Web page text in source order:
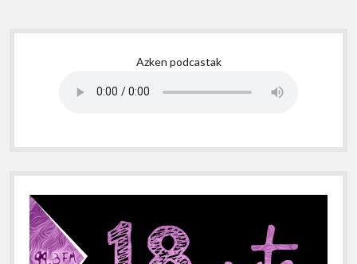
Sidebar
Azken podcastak